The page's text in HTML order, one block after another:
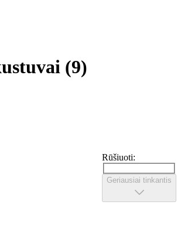
(9)
Rūšiuoti:
Geriausiai tinkantis